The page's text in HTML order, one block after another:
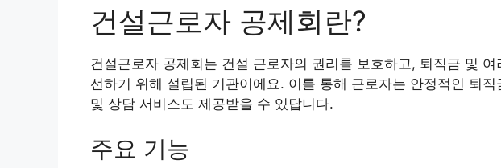
건설근로자 공제회란?
건설근로자 공제회는 건설 근로자의 권리를 보호하고, 퇴직금 및
선하기 위해 설립된 기관이에요. 이를 통해 근로자는 안정적인 퇴
및 상담 서비스도 제공받을 수 있답니다.
주요 기능